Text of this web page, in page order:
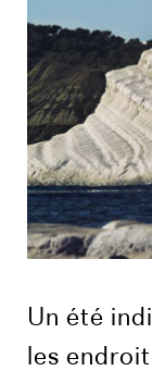
Un été
les